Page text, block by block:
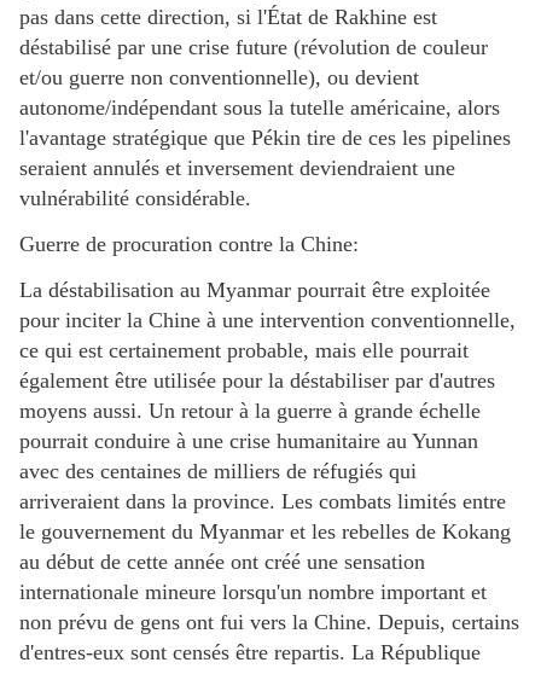
pas dans cette direction, si l'État de Rakhine est
déstabilisé par une crise future (révolution de couleur
et/ou guerre non conventionnelle), ou devient
autonome/indépendant sous la tutelle américaine, alors
l'avantage stratégique que Pékin tire de ces les pipelines
seraient annulés et inversement deviendraient une
vulnérabilité considérable.
Guerre de procuration contre la Chine:
La déstabilisation au Myanmar pourrait être exploitée
pour inciter la Chine à une intervention conventionnelle,
ce qui est certainement probable, mais elle pourrait
également être utilisée pour la déstabiliser par d'autres
moyens aussi. Un retour à la guerre à grande échelle
pourrait conduire à une crise humanitaire au Yunnan
avec des centaines de milliers de réfugiés qui
arriveraient dans la province. Les combats limités entre
le gouvernement du Myanmar et les rebelles de Kokang
au début de cette année ont créé une sensation
internationale mineure lorsqu'un nombre important et
non prévu de gens ont fui vers la Chine. Depuis, certains
d'entres-eux sont censés être repartis. La République